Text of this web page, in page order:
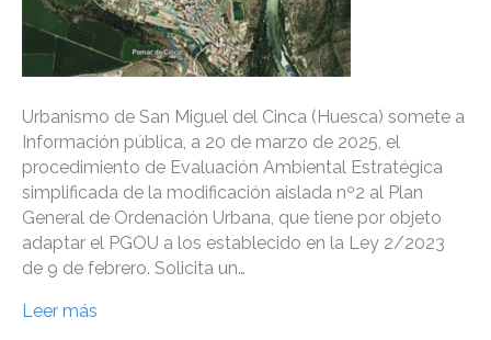
Urbanismo de San Miguel del Cinca (Huesca) somete a
Información pública, a 20 de marzo de 2025, el
procedimiento de Evaluación Ambiental Estratégica
simplificada de la modificación aislada nº2 al Plan
General de Ordenación Urbana, que tiene por objeto
adaptar el PGOU a los establecido en la Ley 2/2023
de 9 de febrero. Solicita un…
Leer más